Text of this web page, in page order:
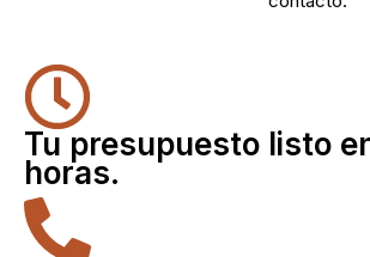
Tu presupuesto listo
horas.